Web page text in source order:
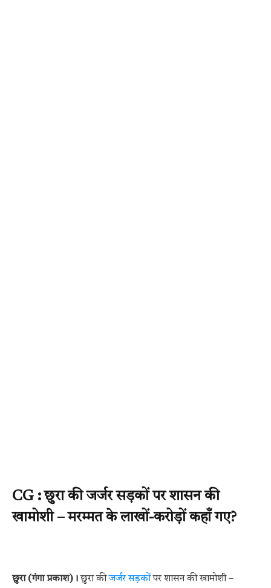
CG : छुरा की जर्जर सड़कों पर शासन की
खामोशी – मरम्मत के लाखों-करोड़ों कहाँ गए?
छुरा (गंगा प्रकाश)। छुरा कीजर्जर सड़कोंपर शासन की खामोशी –